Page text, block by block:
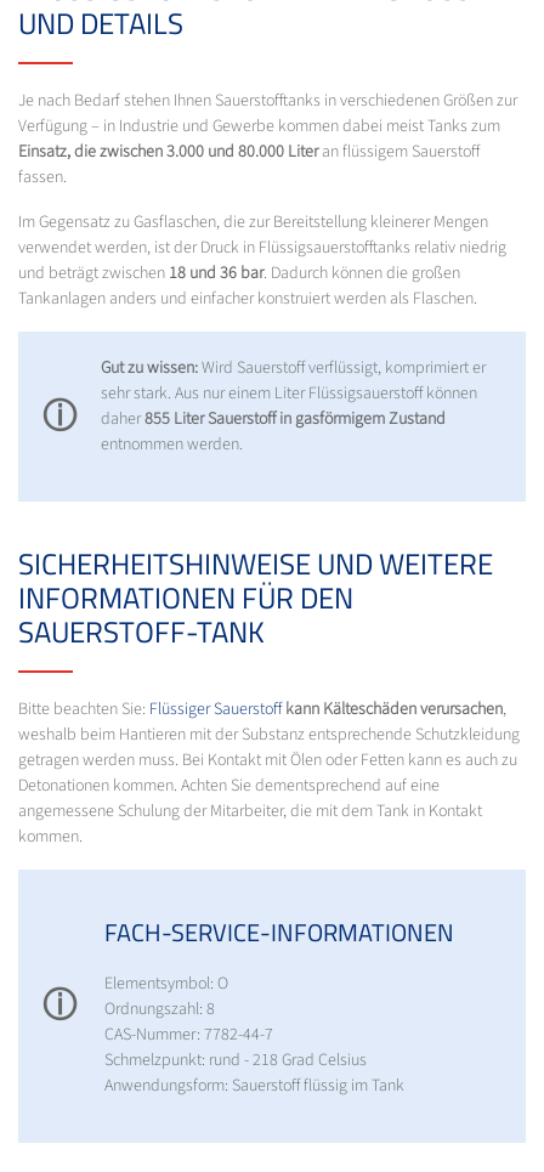
ND DETAILS
Je nach Bedarf stehen Ihnen Sauerstofftanks in verschiedenen Größen zur
Verfügung – in Industrie und Gewerbe kommen dabei meist Tanks zum
Einsatz, die zwischen 3.000 und 80.000 Literan flüssigem Sauerstoff
fassen.
Im Gegensatz zu Gasflaschen, die zur Bereitstellung kleinerer Mengen
verwendet werden, ist der Druck in Flüssigsauerstofftanks relativ niedrig
und beträgt zwischen 18 und 36 bar. Dadurch können die großen
Tankanlagen anders und einfacher konstruiert werden als Flaschen.
ⓘ
Gut zu wissen:Wird Sauerstoff verflüssigt, komprimiert er
sehr stark. Aus nur einem Liter Flüssigsauerstoff können
daher855 Liter Sauerstoff in gasförmigem Zustand
entnommen werden.
SICHERHEITSHINWEISE UND WEITERE
INFORMATIONEN FÜR DEN
SAUERSTOFF-TANK
Bitte beachten Sie: Flüssiger Sauerstoff kann Kälteschäden verursachen,
weshalb beim Hantieren mit der Substanz entsprechende Schutzkleidung
getragen werden muss. Bei Kontakt mit Ölen oder Fetten kann es auch zu
Detonationen kommen. Achten Sie dementsprechend auf eine
angemessene Schulung der Mitarbeiter, die mit dem Tank in Kontakt
kommen.
ⓘ
FACH-SERVICE-INFORMATIONEN
Elementsymbol: O
Ordnungszahl: 8
CAS-Nummer: 7782-44-7
Schmelzpunkt: rund - 218 Grad Celsius
Anwendungsform: Sauerstoff flüssig im Tank